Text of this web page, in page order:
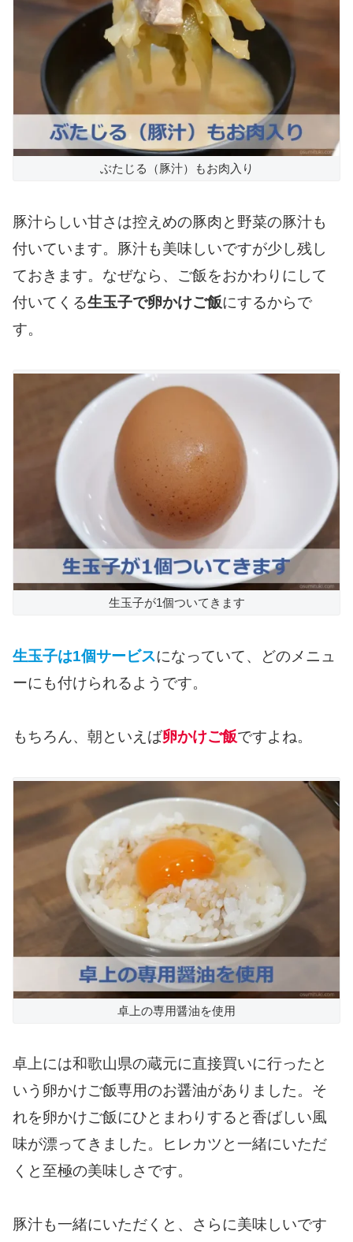
ぶたじる（豚汁）もお肉入り
豚汁らしい甘さは控えめの豚肉と野菜の豚汁も
付いています。豚汁も美味しいですが少し残し
ておきます。なぜなら、ご飯をおかわりにして
付いてくる生玉子で卵かけご飯にするからで
す。
生玉子が1個ついてきます
生玉子は1個サービスになっていて、どのメニュ
ーにも付けられるようです。
もちろん、朝といえば卵かけご飯ですよね。
卓上の専用醤油を使用
卓上には和歌山県の蔵元に直接買いに行ったと
いう卵かけご飯専用のお醤油がありました。そ
れを卵かけご飯にひとまわりすると香ばしい風
味が漂ってきました。ヒレカツと一緒にいただ
くと至極の美味しさです。
豚汁も一緒にいただくと、さらに美味しいです